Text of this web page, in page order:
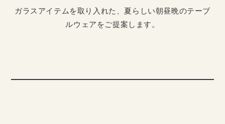
ガラスアイテムを取り入れた、夏らしい朝昼晩のテーブ
ルウェアをご提案します。